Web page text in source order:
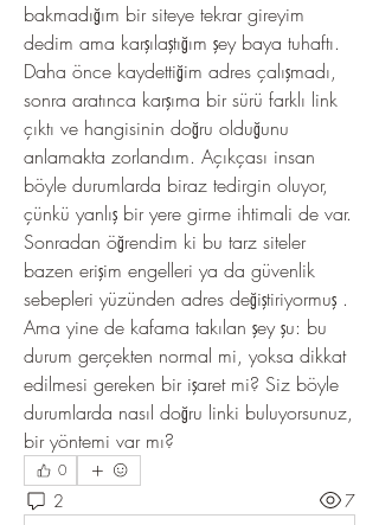
bakmadığım bir siteye tekrar gireyim
dedim ama karşılaştığım şey baya tuhaftı.
Daha önce kaydettiğim adres çalışmadı,
sonra aratınca karşıma bir sürü farklı link
çıktı ve hangisinin doğru olduğunu
anlamakta zorlandım. Açıkçası insan
böyle durumlarda biraz tedirgin oluyor,
çünkü yanlış bir yere girme ihtimali de var.
Sonradan öğrendim ki bu tarz siteler
bazen erişim engelleri ya da güvenlik
sebepleri yüzünden adres değiştiriyormuş .
Ama yine de kafama takılan şey şu: bu
durum gerçekten normal mi, yoksa dikkat
edilmesi gereken bir işaret mi? Siz böyle
durumlarda nasıl doğru linki buluyorsunuz,
bir yöntemi var mı?
0
2 7